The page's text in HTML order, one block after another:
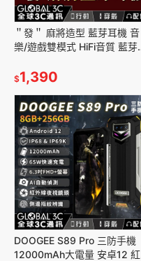
＂發＂ 麻將造型 藍芽耳機 音
樂/遊戲雙模式 HiFi音質 藍芽
物
$1,390
DOOGEE S89 Pro 三防手機
12000mAh大電量 安卓12 紅